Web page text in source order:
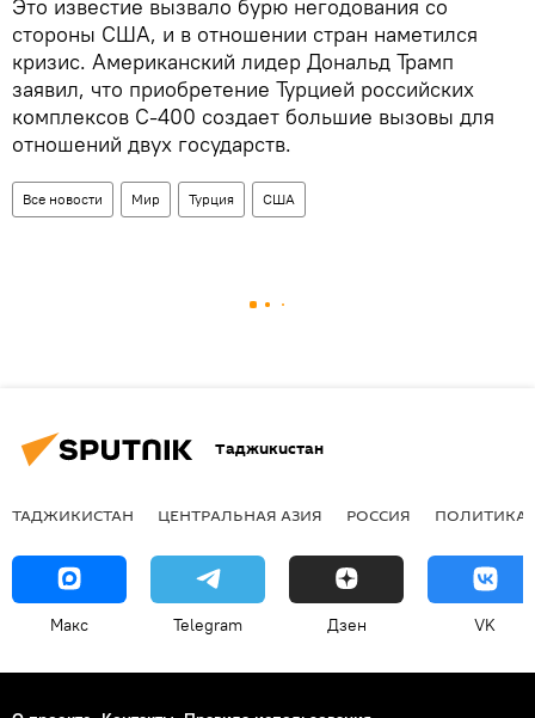
Это известие вызвало бурю негодования со
стороны США, и в отношении стран наметился
кризис. Американский лидер Дональд Трамп
заявил, что приобретение Турцией российских
комплексов С-400 создает большие вызовы для
отношений двух государств.
Все новости Мир Турция США
Таджикистан
ТАДЖИКИСТАН ЦЕНТРАЛЬНАЯ АЗИЯ РОССИЯ ПОЛИТИКА
Макс Telegram Дзен VK